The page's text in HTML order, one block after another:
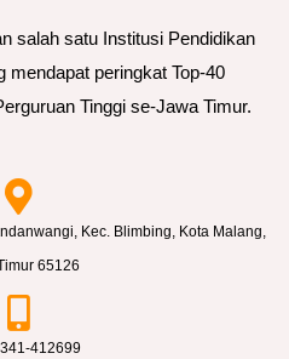
salah satu Institusi Pendidikan
mendapat peringkat Top-40
Tinggi se-Jawa Timur.
Kec. Blimbing, Kota Malang,
65126
412699